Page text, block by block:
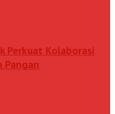
Perkuat Kolaborasi
Pangan